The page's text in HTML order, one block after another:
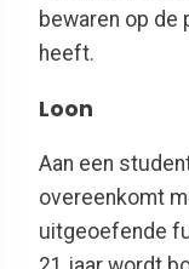
bewaren op de
heeft.
Loon
Aan een
overeenkomt
uitgeoefende